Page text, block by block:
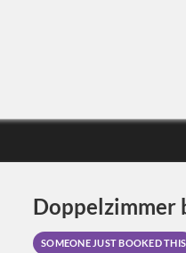
Doppelzimmer
SOMEONE JUST BOOKED THIS